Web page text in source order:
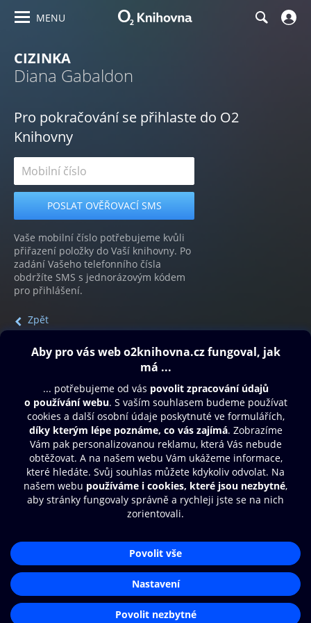
MENU
CIZINKA
Diana Gabaldon
Pro pokračování se přihlaste do O2
Knihovny
Vaše mobilní číslo potřebujeme kvůli
přiřazení položky do Vaší knihovny. Po
zadání Vašeho telefonního čísla
obdržíte SMS s jednorázovým kódem
pro přihlášení.
Zpět
Obsah ke stažení
Moje O2 Knihovna
Další zábava
© O2 Czech Republic a.s.
Přístupnost
Zásady zpracování osobních údajů
Nastavení cookies
Aplikace O2 Knihovna
Čti a poslouchej své e-knihy a
audioknihy rychleji a pohodlněji.